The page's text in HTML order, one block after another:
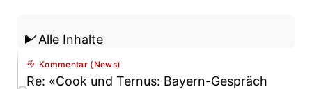
Filter:
Alle Inhalte
Kommentar (News)
Re: «Cook und Ternus: Bayern-Gespräch